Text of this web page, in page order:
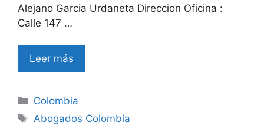
Alejano Garcia Urdaneta Direccion Oficina :
Calle 147 …
Leer más
Categories
Colombia
Tags
Abogados Colombia